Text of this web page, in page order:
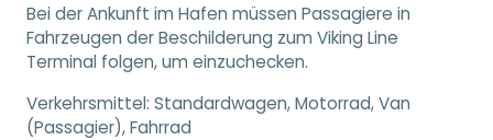
Bei der Ankunft im Hafen müssen Passagiere in
Fahrzeugen der Beschilderung zum Viking Line
Terminal folgen, um einzuchecken.
Verkehrsmittel: Standardwagen, Motorrad, Van
(Passagier), Fahrrad